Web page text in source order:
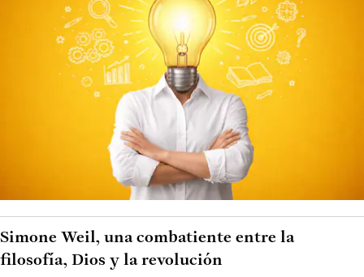
Simone Weil, una combatiente entre la
filosofía, Dios y la revolución